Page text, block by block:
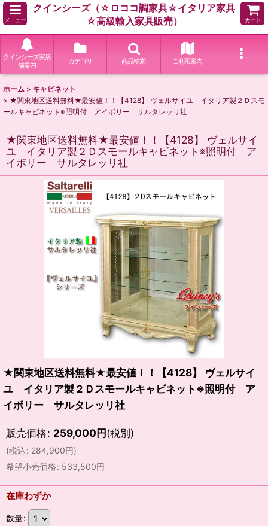
メニュー
クインシーズ（☆ロココ調家具☆イタリア家具
☆高級輸入家具販売）
カート
クインシーズ実店
舗案内
カテゴリ 商品検索 ご利用案内
ホーム > キャビネット
> ★関東地区送料無料★最安値！！【4128】 ヴェルサイユ イタリア製２Ｄスモ
ールキャビネット※照明付 アイボリー サルタレッリ社
★関東地区送料無料★最安値！！【4128】 ヴェルサイ
ユ イタリア製２Ｄスモールキャビネット※照明付 ア
イボリー サルタレッリ社
★関東地区送料無料★最安値！！【4128】 ヴェルサイ
ユ イタリア製２Ｄスモールキャビネット※照明付 ア
イボリー サルタレッリ社
販売価格: 259,000円(税別)
(税込: 284,900円)
希望小売価格: 533,500円
在庫わずか
数量: